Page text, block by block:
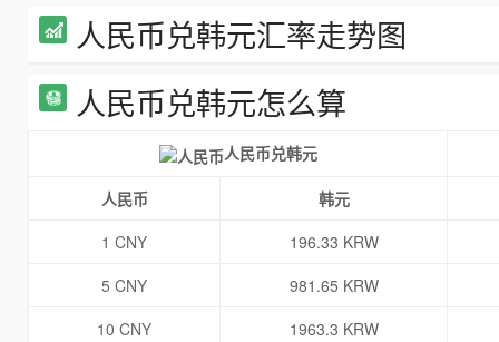
人民币兑韩元汇率走势图
人民币兑韩元怎么算
人民币兑韩元
人民币
韩元
1 CNY
196.33 KRW
5 CNY
981.65 KRW
10 CNY
1963.3 KRW